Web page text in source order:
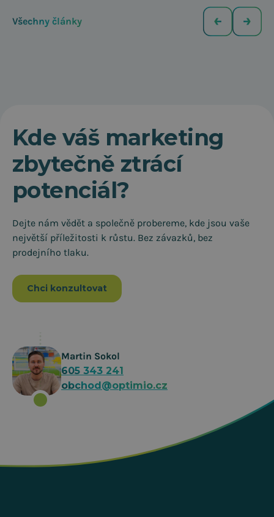
Všechny články
Kde váš marketing
zbytečně ztrácí
potenciál?
Dejte nám vědět a společně probereme, kde jsou vaše
největší příležitosti k růstu. Bez závazků, bez
prodejního tlaku.
Chci konzultovat
Martin Sokol
605 343 241
obchod@optimio.cz